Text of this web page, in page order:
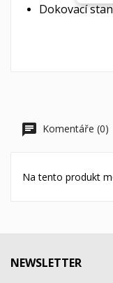
Dokovací
Komentáře (0)
Na tento produkt
NEWSLETTER